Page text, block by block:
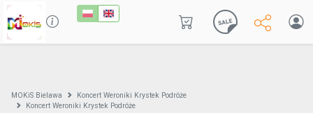
MOKiS Bielawa
Koncert Weroniki Krystek Podróże
Koncert Weroniki Krystek Podróże